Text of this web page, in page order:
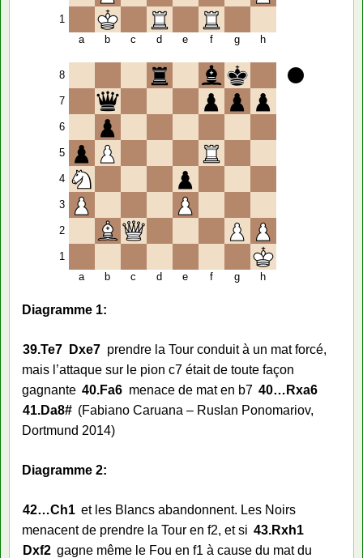
1
a
b c d e f g h
8
7
6
5
4
3
2
1
a
b c d e f g h
Diagramme 1:
39.Te7 Dxe7 prendre la Tour conduit à un mat forcé,
mais l’attaque sur le pion c7 était de toute façon
gagnante 40.Fa6 menace de mat en b7 40… Rxa6
41.Da8# (Fabiano Caruana – Ruslan Ponomariov,
Dortmund 2014)
Diagramme 2:
42…Ch1 et les Blancs abandonnent. Les Noirs
menacent de prendre la Tour en f2, et si 43.Rxh1
Dxf2 gagne même le Fou en f1 à cause du mat du